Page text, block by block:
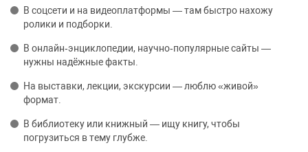
В соцсети и на видеоплатформы — там быстро нахожу
ролики и подборки.
В онлайн‑энциклопедии, научно‑популярные сайты —
нужны надёжные факты.
На выставки, лекции, экскурсии — люблю «живой»
формат.
В библиотеку или книжный — ищу книгу, чтобы
погрузиться в тему глубже.